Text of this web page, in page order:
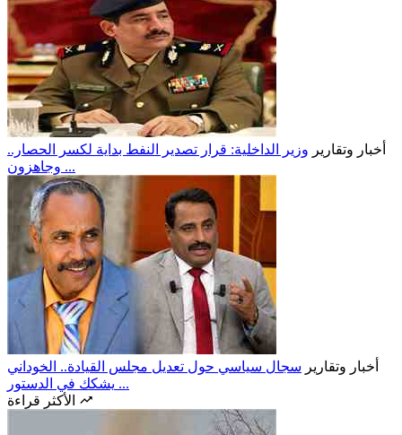
أخبار وتقارير وزير الداخلية: قرار تصدير النفط بداية لكسر الحصار..
وجاهزون ...
أخبار وتقارير سجال سياسي حول تعديل مجلس القيادة.. الخوداني
يشكك في الدستور ...